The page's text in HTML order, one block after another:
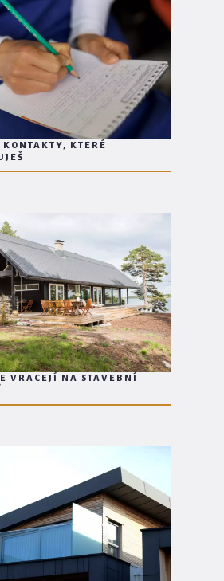
KTERÉ
VRACEJÍ NA STAVEBNÍ